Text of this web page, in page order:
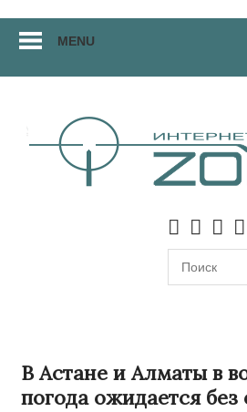
Перейти
материалам
MENU
В Астане и Алматы в
погода ожидается без